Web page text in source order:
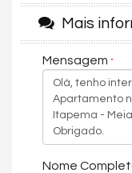
Academia
Playground
Sauna
Salão de festas
Hall de entrada
Mais
Mensagem
Nome